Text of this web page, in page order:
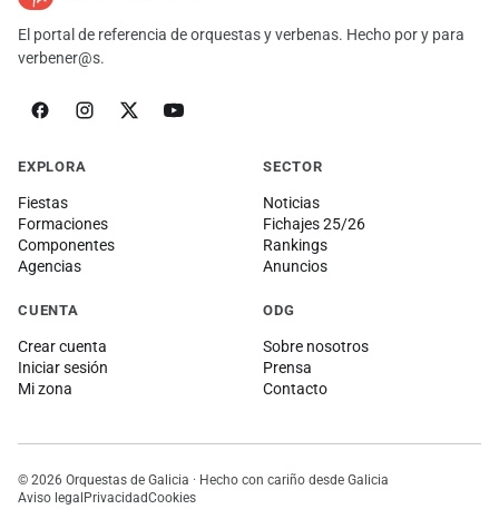
El portal de referencia de orquestas y verbenas. Hecho por y para
verbener@s.
EXPLORA
Fiestas
Formaciones
Componentes
Agencias
SECTOR
Noticias
Fichajes 25/26
Rankings
Anuncios
CUENTA
Crear cuenta
Iniciar sesión
Mi zona
ODG
Sobre nosotros
Prensa
Contacto
© 2026 Orquestas de Galicia · Hecho con cariño desde Galicia
Aviso legalPrivacidadCookies